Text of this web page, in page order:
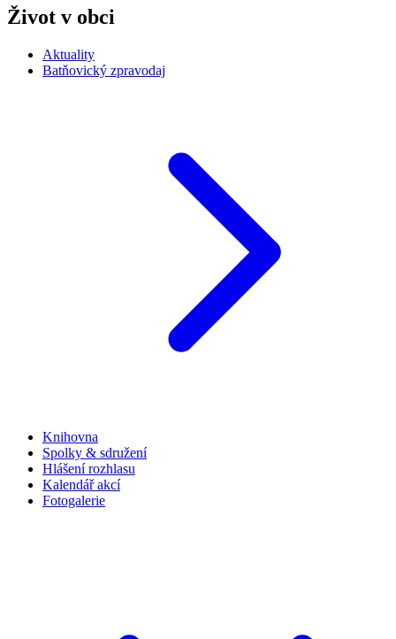
Život v obci
Aktuality
Batňovický zpravodaj
Knihovna
Spolky & sdružení
Hlášení rozhlasu
Kalendář akcí
Fotogalerie